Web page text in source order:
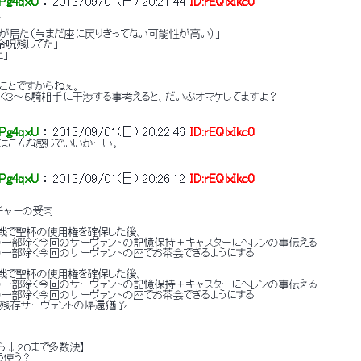
居た（≒まだ座に戻りきってない可能性が高い）」
呪残してた」
とですからねぇ。
３～５騎相手に干渉する事考えると、だいぶオマケしてますよ？
： 2013/09/01(日) 20:22:46 ID:rEQlxIkc0
こんな感じでいいかーい。
： 2013/09/01(日) 20:26:12 ID:rEQlxIkc0
ャーの受肉
で聖杯の使用権を確保した後、
部除く今回のサーヴァントの記憶保持＋キャスターにヘレンの事伝える
部除く今回のサーヴァントの座でお茶会できるようにする
で聖杯の使用権を確保した後、
部除く今回のサーヴァントの記憶保持＋キャスターにヘレンの事伝える
部除く今回のサーヴァントの座でお茶会できるようにする
存サーヴァントの帰還猶予
↓２０まで多数決】
う？